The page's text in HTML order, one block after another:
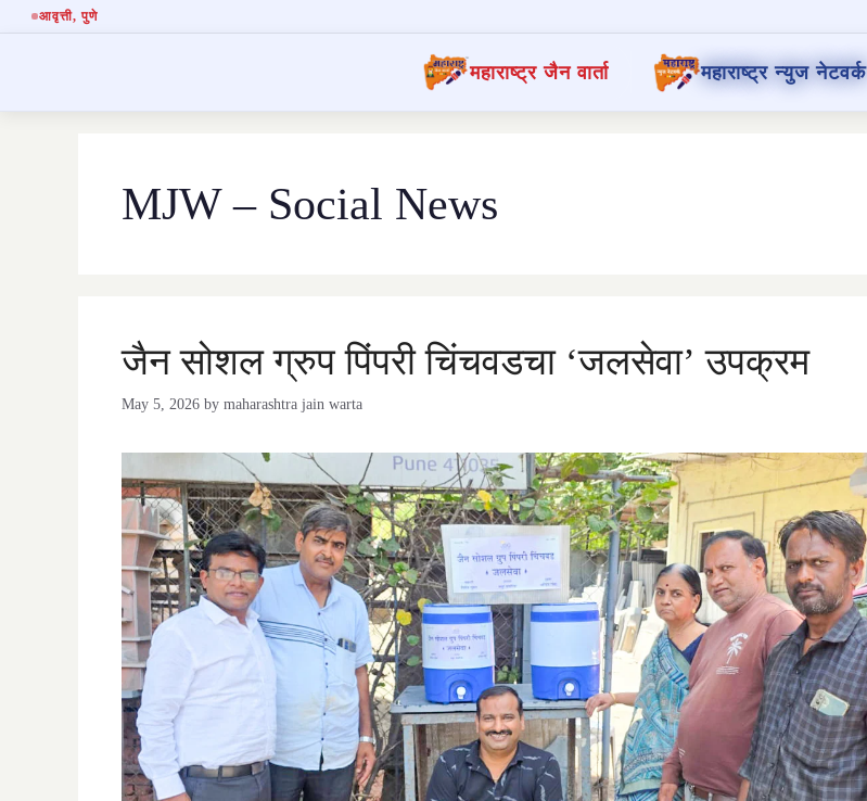
आवृत्ती, पुणे
महाराष्ट्र जैन वार्ता महाराष्ट्र न्युज नेटवर्क
MJW – Social News
जैन सोशल ग्रुप पिंपरी चिंचवडचा ‘जलसेवा’ उपक्रम
May 5, 2026 by maharashtra jain warta